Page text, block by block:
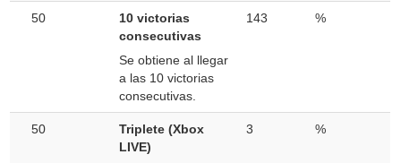
50
10 victorias
consecutivas
Se obtiene al llegar
a las 10 victorias
consecutivas.
143 %
50
Triplete (Xbox
LIVE)
3 %